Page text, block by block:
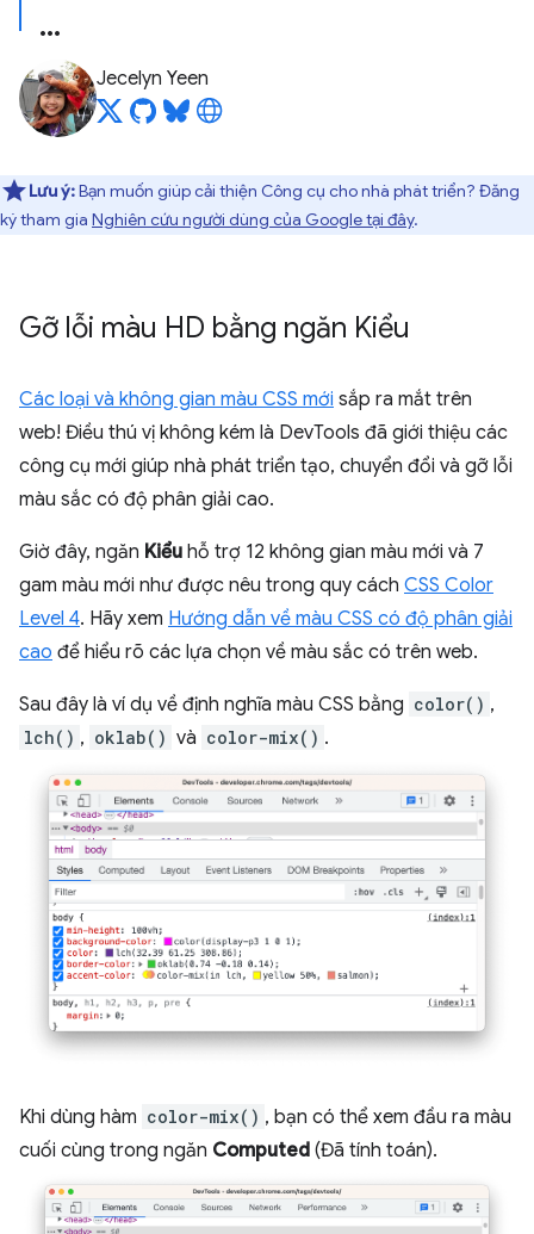
Jecelyn Yeen
Lưu ý:Bạn muốn giúp cải thiện Công cụ cho nhà phát triển? Đăng
ký tham gia Nghiên cứu người dùng của Google tại đây.
Gỡ lỗi màu HD bằng ngăn Kiểu
Các loại và không gian màu CSS mới sắp ra mắt trên
web! Điều thú vị không kém là DevTools đã giới thiệu các
công cụ mới giúp nhà phát triển tạo, chuyển đổi và gỡ lỗi
màu sắc có độ phân giải cao.
Giờ đây, ngăn Kiểu hỗ trợ 12 không gian màu mới và 7
gam màu mới như được nêu trong quy cách CSS Color
Level 4. Hãy xem Hướng dẫn về màu CSS có độ phân giải
cao để hiểu rõ các lựa chọn về màu sắc có trên web.
Sau đây là ví dụ về định nghĩa màu CSS bằng color() ,
lch() , oklab() và color-mix() .
Khi dùng hàm color-mix() , bạn có thể xem đầu ra màu
cuối cùng trong ngăn Computed (Đã tính toán).